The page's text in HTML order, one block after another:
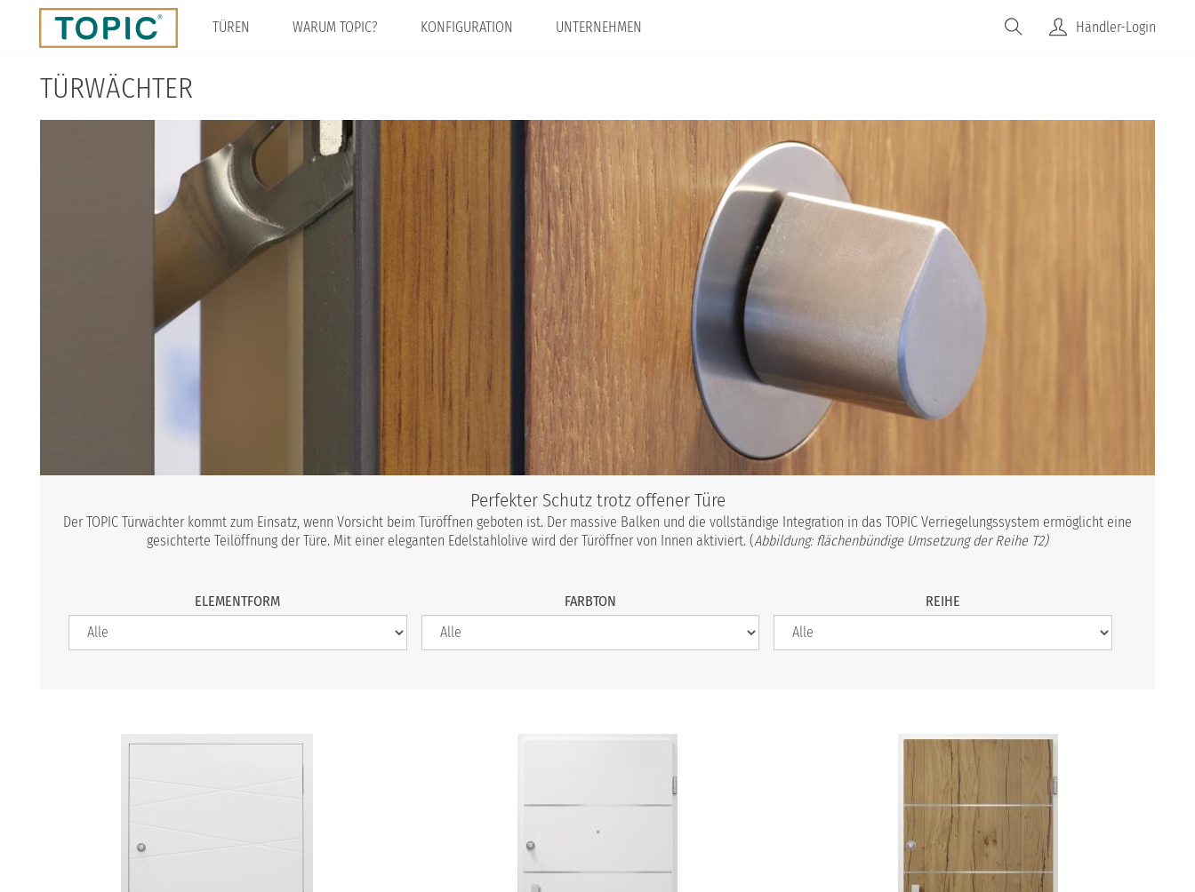
TÜREN WARUM TOPIC? KONFIGURATION UNTERNEHMEN Händler-Login
TÜRWÄCHTER
Perfekter Schutz trotz offener Türe
Der TOPIC Türwächter kommt zum Einsatz, wenn Vorsicht beim Türöffnen geboten ist. Der massive Balken und die vollständige Integration in das TOPIC Verriegelungssystem ermöglicht eine
gesichterte Teilöffnung der Türe. Mit einer eleganten Edelstahlolive wird der Türöffner von Innen aktiviert. (Abbildung: flächenbündige Umsetzung der Reihe T2)
ELEMENTFORM FARBTON REIHE